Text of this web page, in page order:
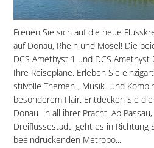
Freuen Sie sich auf die neue
auf Donau, Rhein und Mosel! Die
DCS Amethyst 1 und DCS
Ihre Reisepläne. Erleben Sie
stilvolle Themen-, Musik- und
besonderem Flair. Entdecken Sie die
Donau  in all ihrer Pracht. Ab
Dreiflüssestadt, geht es in Richtung
beeindruckenden Metropo...